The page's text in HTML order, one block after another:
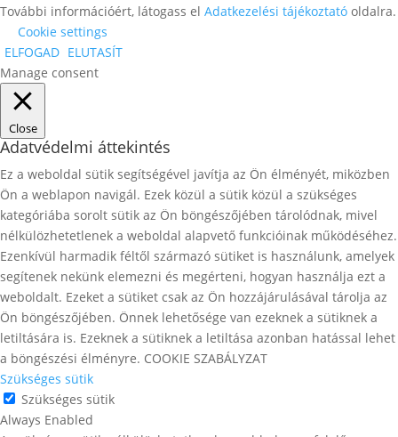
További információért, látogass el Adatkezelési tájékoztató oldalra.
Cookie settings
ELFOGAD ELUTASÍT
Manage consent
Close
Adatvédelmi áttekintés
Ez a weboldal sütik segítségével javítja az Ön élményét, miközben
Ön a weblapon navigál. Ezek közül a sütik közül a szükséges
kategóriába sorolt ​​sütik az Ön böngészőjében tárolódnak, mivel
nélkülözhetetlenek a weboldal alapvető funkcióinak működéséhez.
Ezenkívül harmadik féltől származó sütiket is használunk, amelyek
segítenek nekünk elemezni és megérteni, hogyan használja ezt a
weboldalt. Ezeket a sütiket csak az Ön hozzájárulásával tárolja az
Ön böngészőjében. Önnek lehetősége van ezeknek a sütiknek a
letiltására is. Ezeknek a sütiknek a letiltása azonban hatással lehet
a böngészési élményre. COOKIE SZABÁLYZAT
Szükséges sütik
Szükséges sütik
Always Enabled